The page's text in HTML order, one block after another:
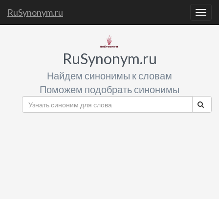
RuSynonym.ru
RuSynonym.ru
Найдем синонимы к словам
Поможем подобрать синонимы